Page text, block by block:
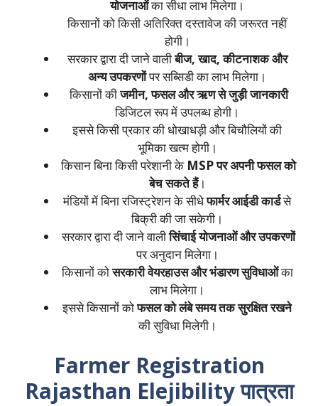
योजनाओंका सीधा लाभ मिलेगा।
किसानों को किसी अतिरिक्त दस्तावेज की जरूरत नहीं
होगी।
सरकार द्वारा दी जाने वालीबीज, खाद, कीटनाशक और
अन्य उपकरणोंपर सब्सिडी का लाभ मिलेगा।
किसानों कीजमीन, फसल और ऋण से जुड़ी जानकारी
डिजिटल रूप में उपलब्ध होगी।
इससे किसी प्रकार की धोखाधड़ी और बिचौलियों की
भूमिका खत्म होगी।
किसान बिना किसी परेशानी के MSP पर अपनी फसल को
बेच सकते हैं।
मंडियों में बिना रजिस्ट्रेशन के सीधेफार्मर आईडी कार्डसे
बिक्री की जा सकेगी।
सरकार द्वारा दी जाने वालीसिंचाई योजनाओं और उपकरणों
पर अनुदान मिलेगा।
किसानों कोसरकारी वेयरहाउस और भंडारण सुविधाओंका
लाभ मिलेगा।
इससे किसानों कोफसल को लंबे समय तक सुरक्षित रखने
की सुविधा मिलेगी।
Farmer Registration
Rajasthan Elejibility पात्रता